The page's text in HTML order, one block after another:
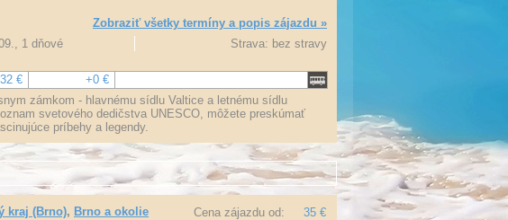
Zobraziť všetky termíny a popis zájazdu »
1 dňové Strava: bez stravy
32 €
+0 €
zámkom - hlavnému sídlu Valtice a letnému sídlu
svetového dedičstva UNESCO, môžete preskúmať
príbehy a legendy.
Cena zájazdu od:
35 €
kraj (Brno), Brno a okolie